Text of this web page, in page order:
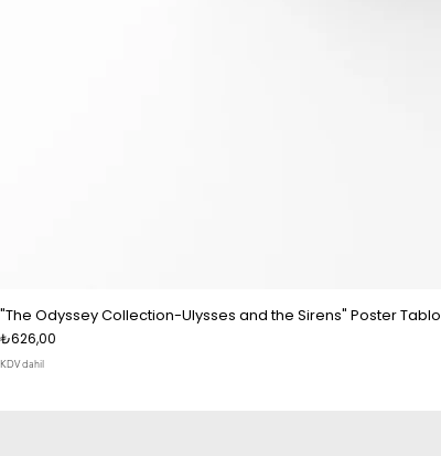
"The Odyssey Collection-Ulysses and the Sirens" Poster Tablo
Fiyat
₺626,00
KDV dahil